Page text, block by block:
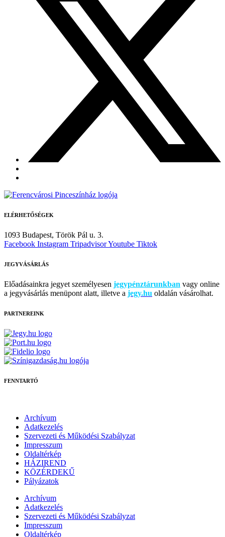
ELÉRHETŐSÉGEK
1093 Budapest, Török Pál u. 3.
Facebook Instagram TripadvisorYoutube Tiktok
JEGYVÁSÁRLÁS
Előadásainkra jegyet személyesen jegypénztárunkban vagy online
a jegyvásárlás menüpont alatt, illetve a jegy.hu oldalán vásárolhat.
PARTNEREINK
FENNTARTÓ
Archívum
Adatkezelés
Szervezeti és Működési Szabályzat
Impresszum
Oldaltérkép
HÁZIREND
KÖZÉRDEKŰ
Pályázatok
Archívum
Adatkezelés
Szervezeti és Működési Szabályzat
Impresszum
Oldaltérkép